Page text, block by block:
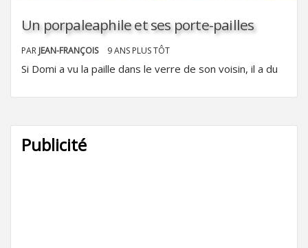
Un porpaleaphile et ses porte-pailles
PAR JEAN-FRANÇOIS 9 ANS PLUS TÔT
Si Domi a vu la paille dans le verre de son voisin, il a du
Publicité